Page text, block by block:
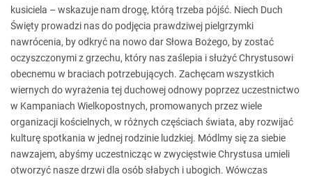
kusiciela – wskazuje nam drogę, którą trzeba pójść. Niech Duch
Święty prowadzi nas do podjęcia prawdziwej pielgrzymki
nawrócenia, by odkryć na nowo dar Słowa Bożego, by zostać
oczyszczonymi z grzechu, który nas zaślepia i służyć Chrystusowi
obecnemu w braciach potrzebujących. Zachęcam wszystkich
wiernych do wyrażenia tej duchowej odnowy poprzez uczestnictwo
w Kampaniach Wielkopostnych, promowanych przez wiele
organizacji kościelnych, w różnych częściach świata, aby rozwijać
kulturę spotkania w jednej rodzinie ludzkiej. Módlmy się za siebie
nawzajem, abyśmy uczestnicząc w zwycięstwie Chrystusa umieli
otworzyć nasze drzwi dla osób słabych i ubogich. Wówczas